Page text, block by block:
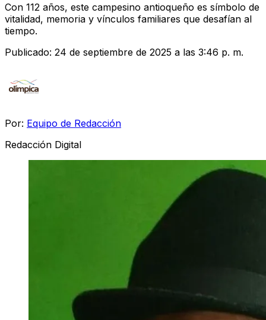
Con 112 años, este campesino antioqueño es símbolo de
vitalidad, memoria y vínculos familiares que desafían al
tiempo.
Publicado: 24 de septiembre de 2025 a las 3:46 p. m.
Por: Equipo de Redacción
Redacción Digital